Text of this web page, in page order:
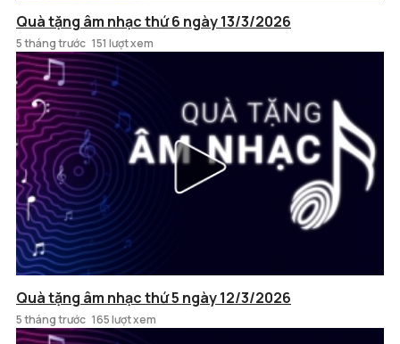
Quà tặng âm nhạc thứ 6 ngày 13/3/2026
5 tháng trước 151 lượt xem
Quà tặng âm nhạc thứ 5 ngày 12/3/2026
5 tháng trước 165 lượt xem